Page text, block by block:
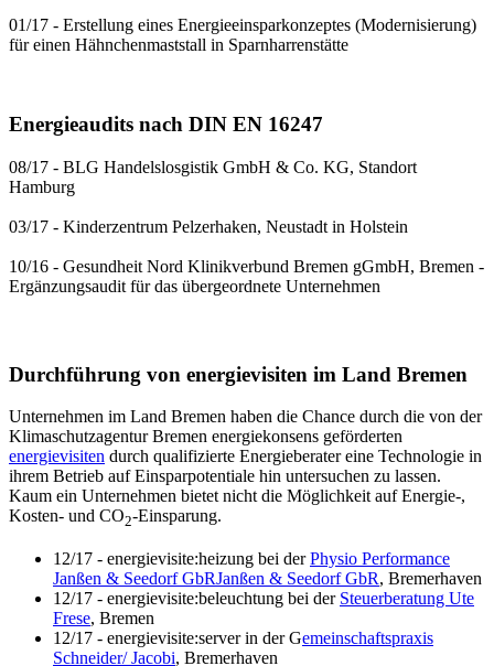
01/17 - Erstellung eines Energieeinsparkonzeptes (Modernisierung)
für einen Hähnchenmaststall in Sparnharrenstätte
Energieaudits nach DIN EN 16247
08/17 - BLG Handelslosgistik GmbH & Co. KG, Standort
Hamburg
03/17 - Kinderzentrum Pelzerhaken, Neustadt in Holstein
10/16 - Gesundheit Nord Klinikverbund Bremen gGmbH, Bremen -
Ergänzungsaudit für das übergeordnete Unternehmen
Durchführung von energievisiten im Land Bremen
Unternehmen im Land Bremen haben die Chance durch die von der
Klimaschutzagentur Bremen energiekonsens geförderten
energievisiten durch qualifizierte Energieberater eine Technologie in
ihrem Betrieb auf Einsparpotentiale hin untersuchen zu lassen.
Kaum ein Unternehmen bietet nicht die Möglichkeit auf Energie-,
Kosten- und CO2-Einsparung.
12/17 - energievisite:heizung bei derPhysio Performance
Janßen & Seedorf GbRJanßen & Seedorf GbR, Bremerhaven
12/17 - energievisite:beleuchtung bei der Steuerberatung Ute
Frese, Bremen
12/17 - energievisite:server in der Gemeinschaftspraxis
Schneider/ Jacobi, Bremerhaven